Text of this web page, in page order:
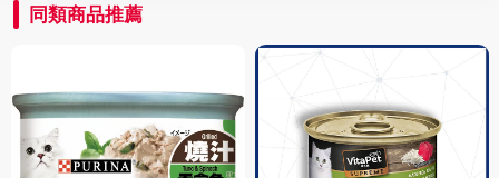
同類商品推薦